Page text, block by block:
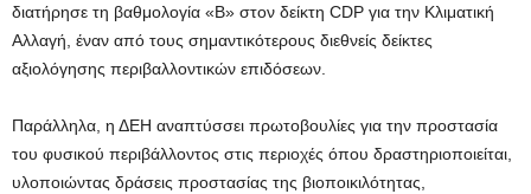
διατήρησε τη βαθμολογία «Β» στον δείκτη CDP για την Κλιματική
Αλλαγή, έναν από τους σημαντικότερους διεθνείς δείκτες
αξιολόγησης περιβαλλοντικών επιδόσεων.
Παράλληλα, η ΔΕΗ αναπτύσσει πρωτοβουλίες για την προστασία
του φυσικού περιβάλλοντος στις περιοχές όπου δραστηριοποιείται,
υλοποιώντας δράσεις προστασίας της βιοποικιλότητας,